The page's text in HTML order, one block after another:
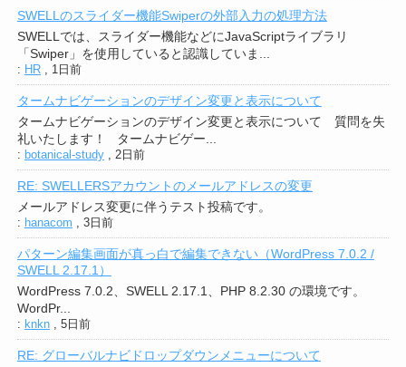
SWELLのスライダー機能Swiperの外部入力の処理方法
SWELLでは、スライダー機能などにJavaScriptライブラリ
「Swiper」を使用していると認識していま...
: HR, 1日前
タームナビゲーションのデザイン変更と表示について
タームナビゲーションのデザイン変更と表示について 質問を失
礼いたします！ タームナビゲー...
: botanical-study, 2日前
RE: SWELLERSアカウントのメールアドレスの変更
メールアドレス変更に伴うテスト投稿です。
: hanacom 3日前
パターン編集画面が真っ白で編集できない（WordPress 7.0.2 /
SWELL 2.17.1）
WordPress 7.0.2、SWELL 2.17.1、PHP 8.2.30 の環境です。
WordPr...
: knkn, 5日前
RE: グローバルナビドロップダウンメニューについて